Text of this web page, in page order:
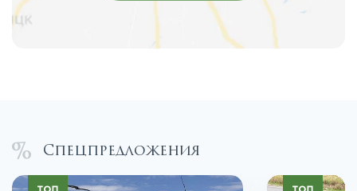
Спецпредложения